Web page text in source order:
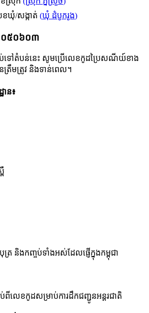
ខឃុំ/សង្កាត់ (ឃុំ ដំបូករូង)
០៥០៦០៣
ប់ទៅតំបន់នេះ សូមប្រើលេខកូដប្រៃសណីយ៍ខាង
ត្រឹមត្រូវ និងទាន់ពេល។
ន៖
និងកញ្ចប់ទាំងអស់ដែលផ្ញើក្នុងកម្ពុជា
ប់ពីលេខកូដសម្រាប់ការដឹកជញ្ជូនអន្តរជាតិ